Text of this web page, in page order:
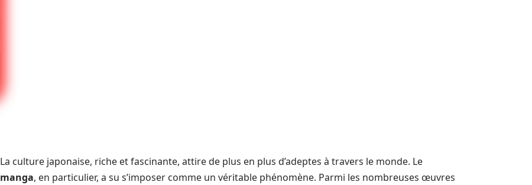
La culture japonaise, riche et fascinante, attire de plus en plus d’adeptes à travers le monde. Le
manga, en particulier, a su s’imposer comme un véritable phénomène. Parmi les nombreuses œuvres